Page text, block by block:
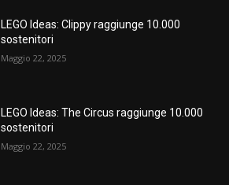
LEGO Ideas: Clippy raggiunge 10.000
sostenitori
Maggio 22, 2025
LEGO Ideas: The Circus raggiunge 10.000
sostenitori
Maggio 22, 2025